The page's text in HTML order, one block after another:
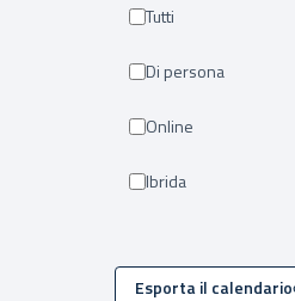
Tutti
Di persona
Online
Ibrida
Esporta il calendario